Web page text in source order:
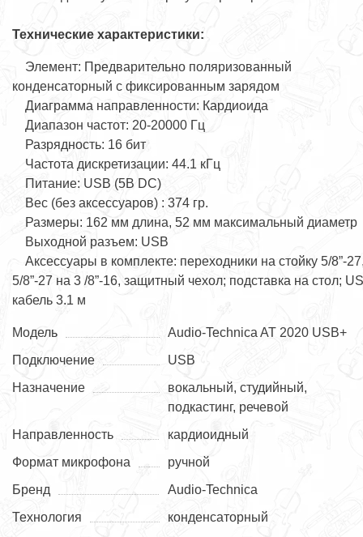
Технические характеристики:
Элемент: Предварительно поляризованный
конденсаторный с фиксированным зарядом
Диаграмма направленности: Кардиоида
Диапазон частот: 20-20000 Гц
Разрядность: 16 бит
Частота дискретизации: 44.1 кГц
Питание: USB (5В DC)
Вес (без аксессуаров) : 374 гр.
Размеры: 162 мм длина, 52 мм максимальный диаметр
Выходной разъем: USB
Аксессуары в комплекте: переходники на стойку 5/8”-
5/8”-27 на 3 /8”-16, защитный чехол; подставка на стол;
кабель 3.1 м
Модель
Audio-Technica AT 2020 USB+
Подключение
USB
Назначение
вокальный, студийный,
подкастинг, речевой
Направленность
кардиоидный
Формат микрофона
ручной
Бренд
Audio-Technica
Технология
конденсаторный